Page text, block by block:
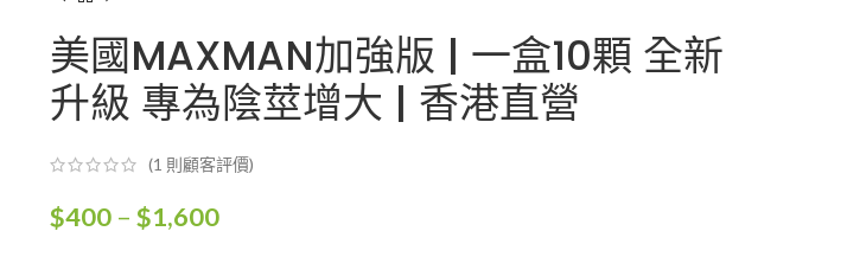
美國MAXMAN加強版 | 一盒10顆 全新
升級 專為陰莖增大 | 香港直營
(1 則顧客評價)
$400 – $1,600價